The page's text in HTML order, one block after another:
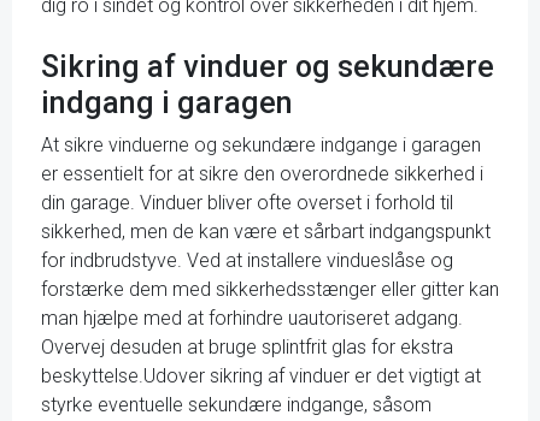
dig ro i sindet og kontrol over sikkerheden i dit hjem.
Sikring af vinduer og sekundære
indgang i garagen
At sikre vinduerne og sekundære indgange i garagen
er essentielt for at sikre den overordnede sikkerhed i
din garage. Vinduer bliver ofte overset i forhold til
sikkerhed, men de kan være et sårbart indgangspunkt
for indbrudstyve. Ved at installere vindueslåse og
forstærke dem med sikkerhedsstænger eller gitter kan
man hjælpe med at forhindre uautoriseret adgang.
Overvej desuden at bruge splintfrit glas for ekstra
beskyttelse.Udover sikring af vinduer er det vigtigt at
styrke eventuelle sekundære indgange, såsom